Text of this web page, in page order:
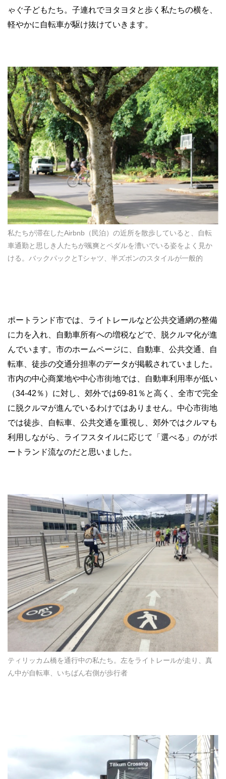
ゃぐ子どもたち。子連れでヨタヨタと歩く私たちの横を、
軽やかに自転車が駆け抜けていきます。
私たちが滞在したAirbnb（民泊）の近所を散歩していると、自転
車通勤と思しき人たちが颯爽とペダルを漕いでいる姿をよく見か
ける。バックパックとTシャツ、半ズボンのスタイルが一般的
ポートランド市では、ライトレールなど公共交通網の整備
に力を入れ、自動車所有への増税などで、脱クルマ化が進
んでいます。市のホームページに、自動車、公共交通、自
転車、徒歩の交通分担率のデータが掲載されていました。
市内の中心商業地や中心市街地では、自動車利用率が低い
（34-42％）に対し、郊外では69-81％と高く、全市で完全
に脱クルマが進んでいるわけではありません。中心市街地
では徒歩、自転車、公共交通を重視し、郊外ではクルマも
利用しながら、ライフスタイルに応じて「選べる」のがポ
ートランド流なのだと思いました。
ティリッカム橋を通行中の私たち。左をライトレールが走り、真
ん中が自転車、いちばん右側が歩行者